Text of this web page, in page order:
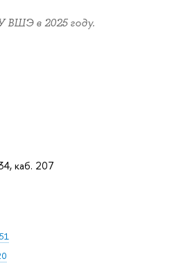
в 2025 году.
каб. 207